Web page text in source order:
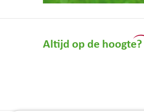
Altijd op de hoogte?